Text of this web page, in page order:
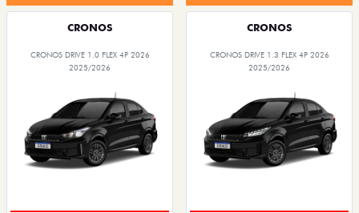
CRONOS
CRONOS DRIVE 1.0 FLEX 4P 2026
2025/2026
CRONOS
CRONOS DRIVE 1.3 FLEX 4P 2026
2025/2026